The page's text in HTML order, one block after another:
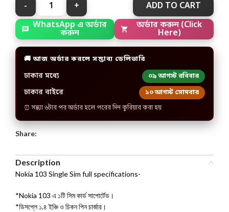
ADD TO CART
WhatsApp এ অর্ডার
করুন
অর্ডার করুন (Click
Here)
🚚 আজ অর্ডার করলে সম্ভাব্য ডেলিভারি
ঢাকার মধ্যে ০৯ আগস্ট রবিবার
ঢাকার বাইরে ১০ আগস্ট সোমবার
⏰ সন্ধ্যা ৬টার পর অর্ডার হলে পরের দিন কুরিয়ার করা হয়
Share:
Description
Nokia 103 Single Sim full specifications-
*Nokia 103 এ ১টি সিম কার্ড সাপোর্টেড।
*ডিসপ্লে ১.৪ ইঞ্চি ও চিকন পিন চার্জার।